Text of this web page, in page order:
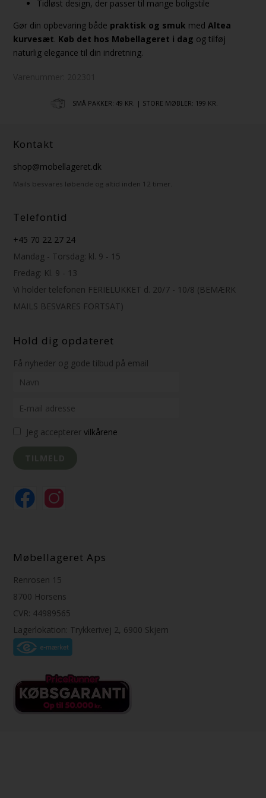
Tidløst design, der passer til mange boligstile
Gør din opbevaring både praktisk og smuk medAltea
kurvesæt. Køb det hos Møbellageret i dag og tilføj
naturlig elegance til din indretning.
SMÅ PAKKER: 49 KR. | STORE MØBLER: 199 KR.
Kontakt
shop@mobellageret.dk
Mails besvares løbende og altid inden 12 timer.
Telefontid
+45 70 22 27 24
Mandag - Torsdag: kl. 9 - 15
Fredag: Kl. 9 - 13
Vi holder telefonen FERIELUKKET d. 20/7 - 10/8 (BEMÆRK
MAILS BESVARES FORTSAT)
Hold dig opdateret
Få nyheder og gode tilbud på email
Jeg accepterervilkårene
Møbellageret Aps
Renrosen 15
8700 Horsens
CVR: 44989565
Lagerlokation: Trykkerivej 2, 6900 Skjern